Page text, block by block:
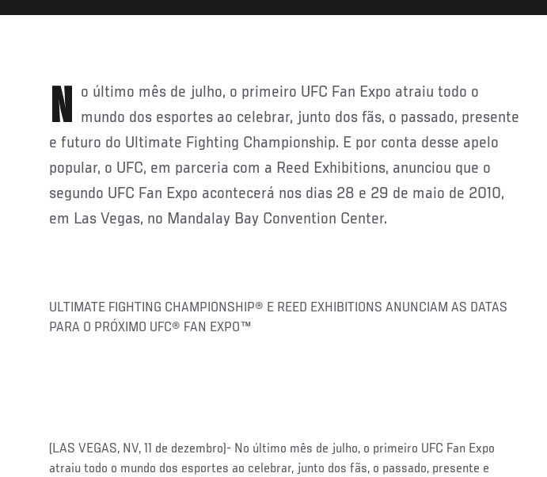
No último mês de julho, o primeiro UFC Fan Expo atraiu todo o mundo dos esportes ao celebrar, junto dos fãs, o passado, presente
e futuro do Ultimate Fighting Championship. E por conta desse apelo
popular, o UFC, em parceria com a Reed Exhibitions, anunciou que o
segundo UFC Fan Expo acontecerá nos dias 28 e 29 de maio de 2010,
em Las Vegas, no Mandalay Bay Convention Center.
ULTIMATE FIGHTING CHAMPIONSHIP® E REED EXHIBITIONS ANUNCIAM AS DATAS
PARA O PRÓXIMO UFC® FAN EXPO™
(LAS VEGAS, NV, 11 de dezembro)- No último mês de julho, o primeiro UFC Fan Expo
atraiu todo o mundo dos esportes ao celebrar, junto dos fãs, o passado, presente e